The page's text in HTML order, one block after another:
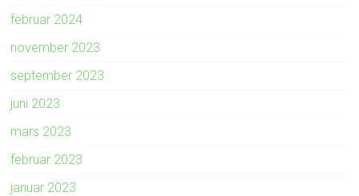
februar 2024
november 2023
september 2023
juni 2023
mars 2023
februar 2023
januar 2023